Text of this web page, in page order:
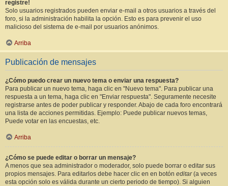
registre!
Solo usuarios registrados pueden enviar e-mail a otros usuarios a través del
foro, si la administración habilita la opción. Esto es para prevenir el uso
malicioso del sistema de e-mail por usuarios anónimos.
Arriba
Publicación de mensajes
¿Cómo puedo crear un nuevo tema o enviar una respuesta?
Para publicar un nuevo tema, haga clic en "Nuevo tema". Para publicar una
respuesta a un tema, haga clic en "Enviar respuesta". Seguramente necesite
registrarse antes de poder publicar y responder. Abajo de cada foro encontrará
una lista de acciones permitidas. Ejemplo: Puede publicar nuevos temas,
Puede votar en las encuestas, etc.
Arriba
¿Cómo se puede editar o borrar un mensaje?
A menos que sea administrador o moderador, solo puede borrar o editar sus
propios mensajes. Para editarlos debe hacer clic en en botón editar(a veces
esta opción solo es válida durante un cierto periodo de tiempo). Si alguien